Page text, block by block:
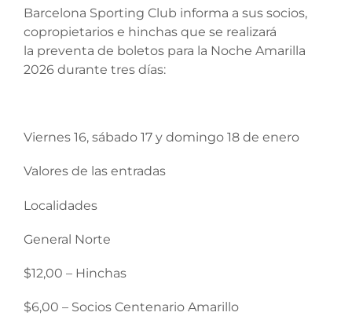
Barcelona Sporting Club informa a sus socios,
copropietarios e hinchas que se realizará
la preventa de boletos para la Noche Amarilla
2026 durante tres días:
Viernes 16, sábado 17 y domingo 18 de enero
Valores de las entradas
Localidades
General Norte
$12,00 – Hinchas
$6,00 – Socios Centenario Amarillo